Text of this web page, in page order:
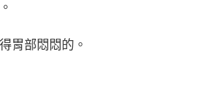
胃部悶悶的。